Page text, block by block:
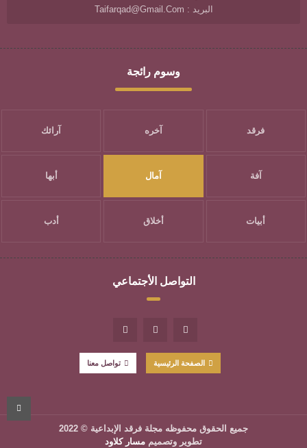
البريد : Taifarqad@gmail.com
وسوم رائجة
فرقد آخره آرائك
آفة آمال أبها
أبيات أخلاق أدب
التواصل الأجتماعي
الصفحة الرئيسية تواصل معنا
جميع الحقوق محفوظه مجلة فرقد الإبداعية © 2022
تطوير وتصميم مسار كلاود